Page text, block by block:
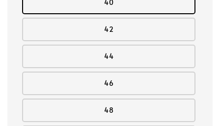
40
42
44
46
48